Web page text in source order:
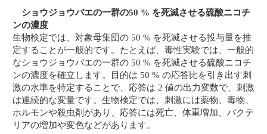
ショウジョウバエの一群の50 % を死滅させる硫酸ニコチ
ンの濃度
生物検定では、対象母集団の 50 % を死滅させる投与量を推
定することが一般的です。たとえば、毒性実験では、一般的
なショウジョウバエの一群の 50 % を死滅させる硫酸ニコチ
ンの濃度を確立します。目的は 50 % の応答比を引き出す刺
激の水準を特定することで、応答は 2 値の出力変数で、刺激
は連続的な変量です。生物検定では、刺激には薬物、毒物、
ホルモンや殺虫剤があり、応答には死亡、体重増加、バクテ
リアの増加や変色などがあります。